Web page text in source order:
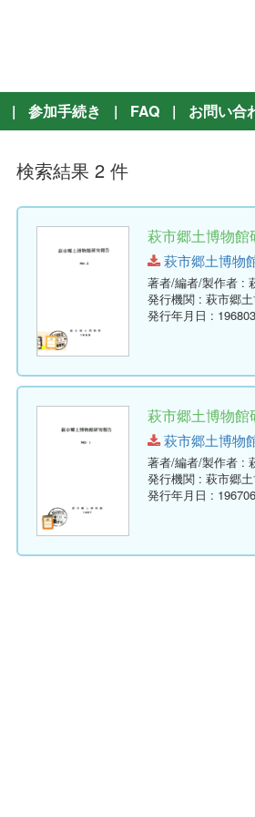
| 参加手続き | FAQ | お問い合
検索結果 2 件
萩市郷土博物館
萩市郷土博物
著者/編者/製作者 :
発行機関 : 萩市郷
発行年月日 :
萩市郷土博物館
萩市郷土博物
著者/編者/製作者 :
発行機関 : 萩市郷
発行年月日 :